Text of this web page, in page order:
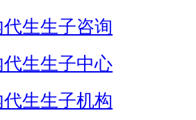
代生生子咨询
代生生子中心
代生生子机构